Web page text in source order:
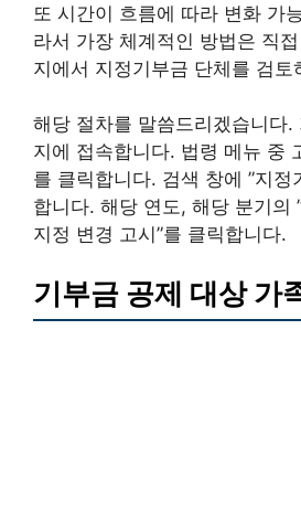
또 시간이 흐름에 따라 변화 가
라서 가장 체계적인 방법은 직
지에서 지정기부금 단체를 검토
해당 절차를 말씀드리겠습니다.
지에 접속합니다. 법령 메뉴 중
를 클릭합니다. 검색 창에 ”지정
합니다. 해당 연도, 해당 분기의
지정 변경 고시”를 클릭합니다.
기부금 공제 대상 가